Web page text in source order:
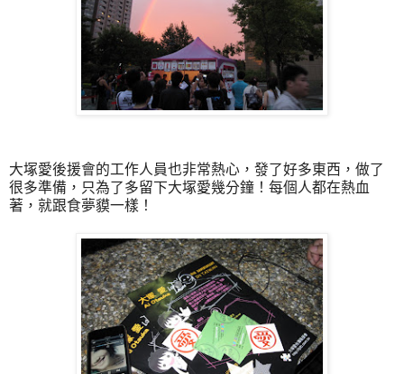
大塚愛後援會的工作人員也非常熱心，發了好多東西，做了
很多準備，只為了多留下大塚愛幾分鐘！每個人都在熱血
著，就跟食夢貘一樣！